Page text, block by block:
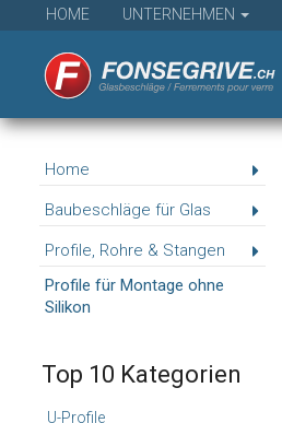
HOME UNTERNEHMEN
Home
Baubeschläge für Glas
Profile, Rohre & Stangen
Profile für Montage ohne
Silikon
Top 10 Kategorien
U-Profile